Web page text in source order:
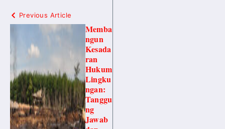
Previous Article
Memba
ngun
Kesada
ran
Hukum
Lingku
ngan:
Tanggu
ng
Jawab